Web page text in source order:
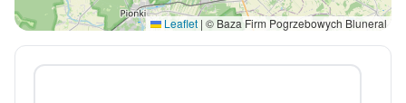
Leaflet | © Baza Firm Pogrzebowych Bluneral